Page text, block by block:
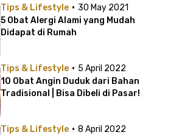
Tips & Lifestyle · 30 May 2021
5 Obat Alergi Alami yang Mudah
Didapat di Rumah
Tips & Lifestyle · 5 April 2022
10 Obat Angin Duduk dari Bahan
Tradisional | Bisa Dibeli di Pasar!
Tips & Lifestyle · 8 April 2022